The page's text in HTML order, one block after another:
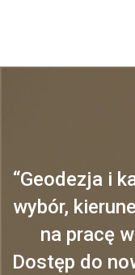
“Geodezja i
wybór,
na pracę
Dostęp do